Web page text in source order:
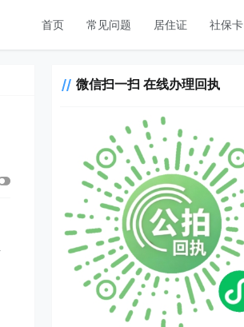
首页 常见问题 居住证 社保卡
微信扫一扫 在线办理回执